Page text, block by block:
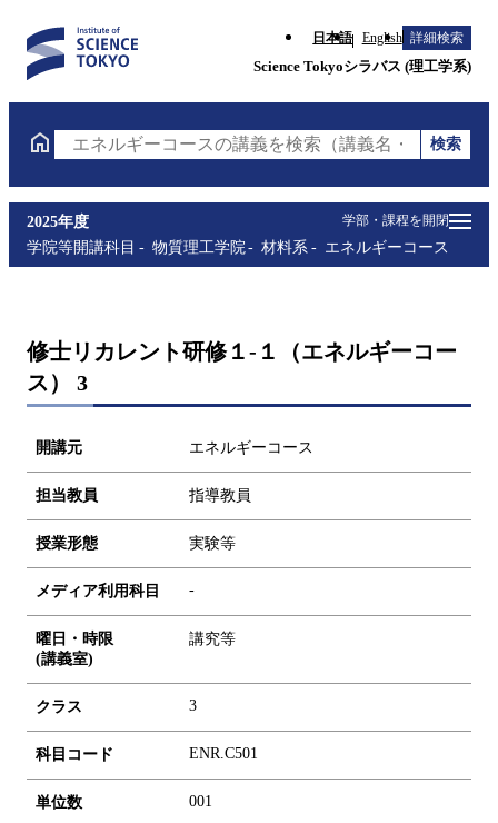
日本語 English 詳細検索
Science Tokyoシラバス (理工学系)
エネルギーコースの講義を検索（講義名・科目コード
検索
学部・課程を開閉
2025年度
学院等開講科目
物質理工学院 材料系 エネルギーコース
修士リカレント研修１-１（エネルギーコー
ス） 3
開講元 エネルギーコース
担当教員 指導教員
授業形態 実験等
メディア利用科目 -
曜日・時限
(講義室)
講究等
クラス 3
科目コード ENR.C501
単位数 001